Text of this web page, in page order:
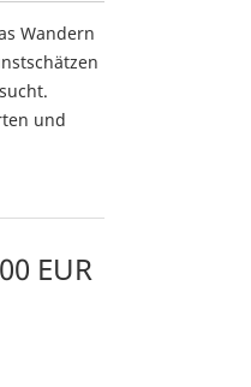
Wandern
und
EUR